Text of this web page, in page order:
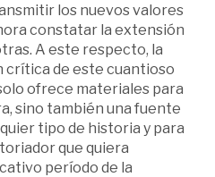
los nuevos valores
constatar la extensión
A este respecto, la
crítica de este cuantioso
ofrece materiales para
sino también una fuente
tipo de historia y para
que quiera
período de la